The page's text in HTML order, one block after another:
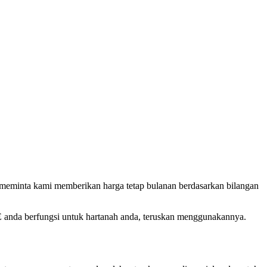
kami memberikan harga tetap bulanan berdasarkan bilangan
berfungsi untuk hartanah anda, teruskan menggunakannya.